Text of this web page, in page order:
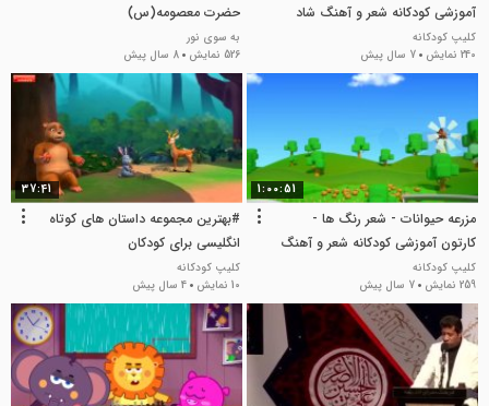
آموزشی کودکانه شعر و آهنگ شاد
زبان انگلیسی
کلیپ کودکانه
240 نمایش
7 سال پیش
حضرت معصومه(س)
به سوی نور
526 نمایش
8 سال پیش
1:00:51
مزرعه حیوانات - شعر رنگ ها -
کارتون آموزشی کودکانه شعر و آهنگ
شاد زبان انگلیسی
کلیپ کودکانه
259 نمایش
7 سال پیش
37:41
#بهترین مجموعه داستان های کوتاه
انگلیسی برای کودکان
کلیپ کودکانه
10 نمایش
4 سال پیش